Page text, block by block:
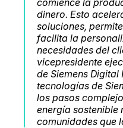
comience la
dinero. Esto
soluciones,
facilita la
necesidades del
vicepresidente
de Siemens
tecnologías de
los pasos
energía sostenible
comunidades que